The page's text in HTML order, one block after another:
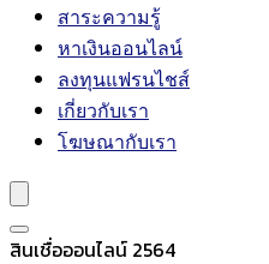
สาระความรู้
หาเงินออนไลน์
ลงทุนแฟรนไชส์
เกี่ยวกับเรา
โฆษณากับเรา
สินเชื่อออนไลน์ 2564